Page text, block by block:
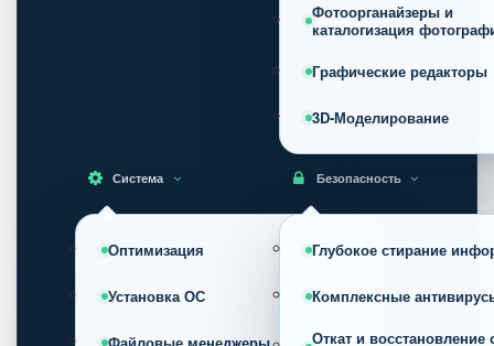
Фотоорганайзеры и
каталогизация
Графические редакторы
3D-Моделирование
Система
Оптимизация
Установка ОС
Безопасность
Глубокое стирание
Комплексные
Откат и восстановление